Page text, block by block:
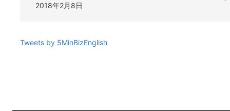
2018年2月8日
Tweets by 5MinBizEnglish